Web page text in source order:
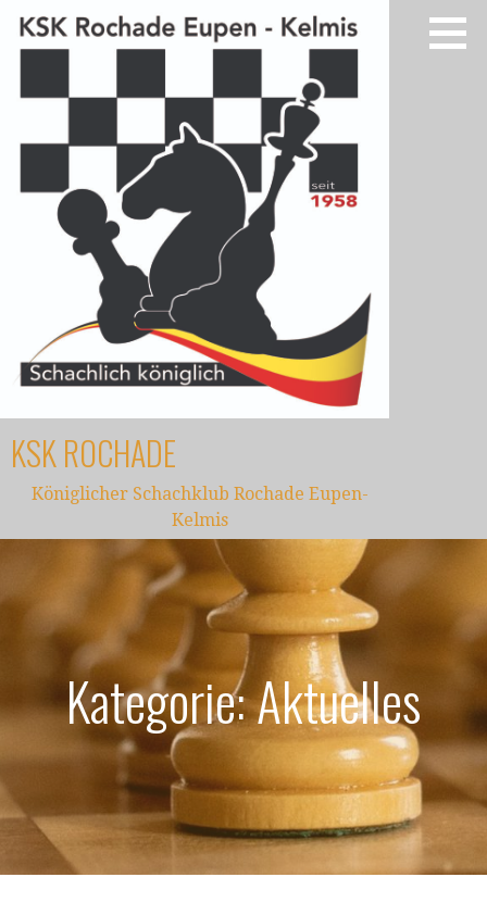
Zum
Inhalt
KSK ROCHADE
Königlicher Schachklub Rochade Eupen-
Kelmis
Kategorie: Aktuelles